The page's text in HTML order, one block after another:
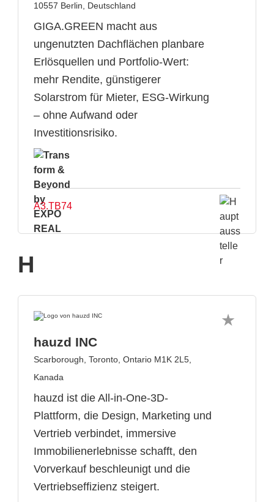
10557 Berlin, Deutschland
GIGA.GREEN macht aus
ungenutzten Dachflächen planbare
Erlösquellen und Portfolio-Wert:
mehr Rendite, günstigerer
Solarstrom für Mieter, ESG-Wirkung
– ohne Aufwand oder
Investitionsrisiko.
A3.TB74
H
hauzd INC
Scarborough, Toronto, Ontario M1K 2L5,
Kanada
hauzd ist die All-in-One-3D-
Plattform, die Design, Marketing und
Vertrieb verbindet, immersive
Immobilienerlebnisse schafft, den
Vorverkauf beschleunigt und die
Vertriebseffizienz steigert.